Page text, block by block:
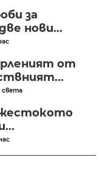
за
нови...
от
света
жестокото